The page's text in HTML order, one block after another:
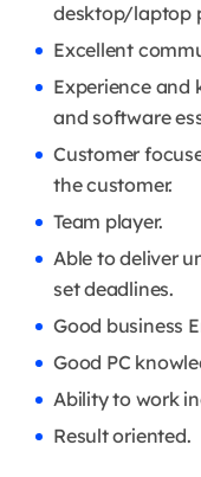
desktop/laptop
Excellent
Experience and
and software
Customer
the customer.
Team player.
Able to deliver
set deadlines.
Good business
Good PC
Ability to work
Result oriented.